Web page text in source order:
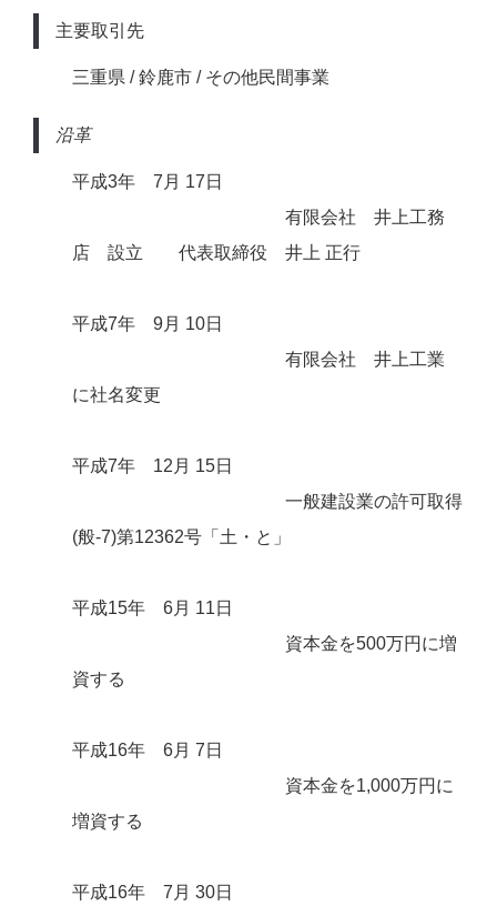
主要取引先
三重県 / 鈴鹿市 / その他民間事業
沿革
平成3年 7月 17日
有限会社 井上工務
店 設立 代表取締役 井上 正行
平成7年 9月 10日
有限会社 井上工業
に社名変更
平成7年 12月 15日
一般建設業の許可取得
(般-7)第12362号「土・と」
平成15年 6月 11日
資本金を500万円に増
資する
平成16年 6月 7日
資本金を1,000万円に
増資する
平成16年 7月 30日